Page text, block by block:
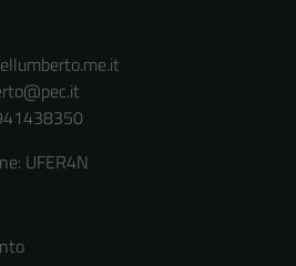
UFER4N
personali.